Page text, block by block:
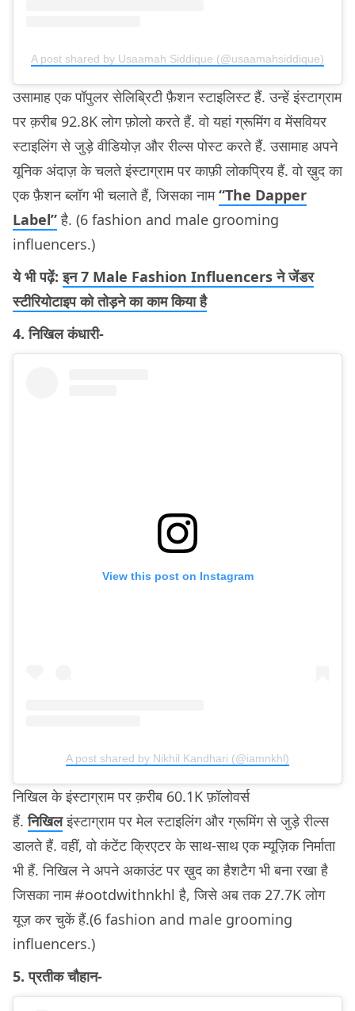
A post shared by Usaamah Siddique (@usaamahsiddique)
उसामाह एक पॉपुलर सेलिब्रिटी फ़ैशन स्टाइलिस्ट हैं. उन्हें इंस्टाग्राम
पर क़रीब 92.8K लोग फ़ोलो करते हैं. वो यहां ग्रूमिंग व मेंसवियर
स्टाइलिंग से जुड़े वीडियोज़ और रील्स पोस्ट करते हैं. उसामाह अपने
यूनिक अंदाज़ के चलते इंस्टाग्राम पर काफ़ी लोकप्रिय हैं. वो ख़ुद का
एक फ़ैशन ब्लॉग भी चलाते हैं, जिसका नाम“The Dapper
Label”है. (6 fashion and male grooming
influencers.)
ये भी पढ़ें:इन 7 Male Fashion Influencers ने जेंडर
स्टीरियोटाइप को तोड़ने का काम किया है
4. निखिल कंधारी-
View this post on Instagram
A post shared by Nikhil Kandhari (@iamnkhl)
निखिल के इंस्टाग्राम पर क़रीब 60.1K फ़ॉलोवर्स
हैं.निखिलइंस्टाग्राम पर मेल स्टाइलिंग और ग्रूमिंग से जुड़े रील्स
डालते हैं. वहीं, वो कंटेंट क्रिएटर के साथ-साथ एक म्यूज़िक निर्माता
भी हैं. निखिल ने अपने अकाउंट पर ख़ुद का हैशटैग भी बना रखा है
जिसका नाम #ootdwithnkhl है, जिसे अब तक 27.7K लोग
यूज़ कर चुकें हैं.(6 fashion and male grooming
influencers.)
5. प्रतीक चौहान-